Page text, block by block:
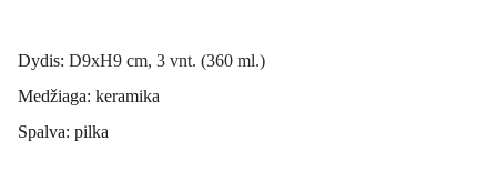
Dydis: D9xH9 cm, 3 vnt. (360 ml.)
Medžiaga: keramika
Spalva: pilka